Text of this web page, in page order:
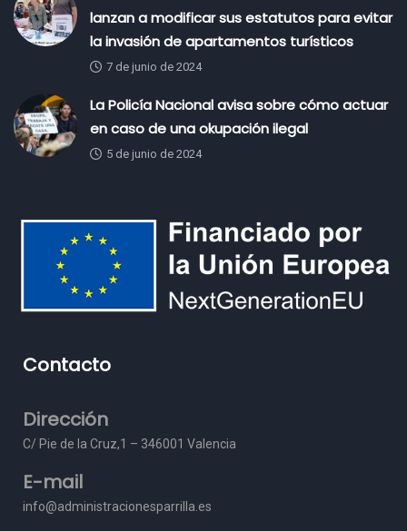
lanzan a modificar sus estatutos para evitar
la invasión de apartamentos turísticos
7 de junio de 2024
La Policía Nacional avisa sobre cómo actuar
en caso de una okupación ilegal
5 de junio de 2024
Contacto
Dirección
C/ Pie de la Cruz,1 – 346001 Valencia
E-mail
info@administracionesparrilla.es